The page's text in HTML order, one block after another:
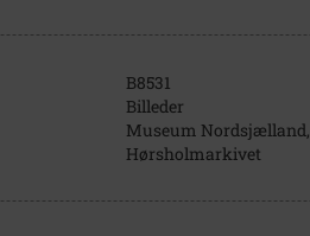
B8531
Billeder
Museum Nordsjælland,
Hørsholmarkivet